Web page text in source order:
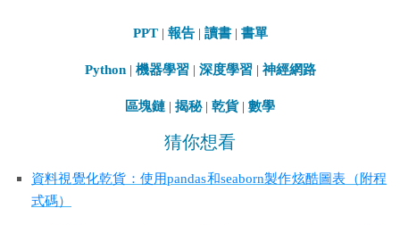
PPT | 報告 | 讀書 | 書單
Python| 機器學習| 深度學習| 神經網路
區塊鏈 | 揭秘| 乾貨| 數學
猜你想看
資料視覺化乾貨：使用pandas和seaborn製作炫酷圖表（附程
式碼）